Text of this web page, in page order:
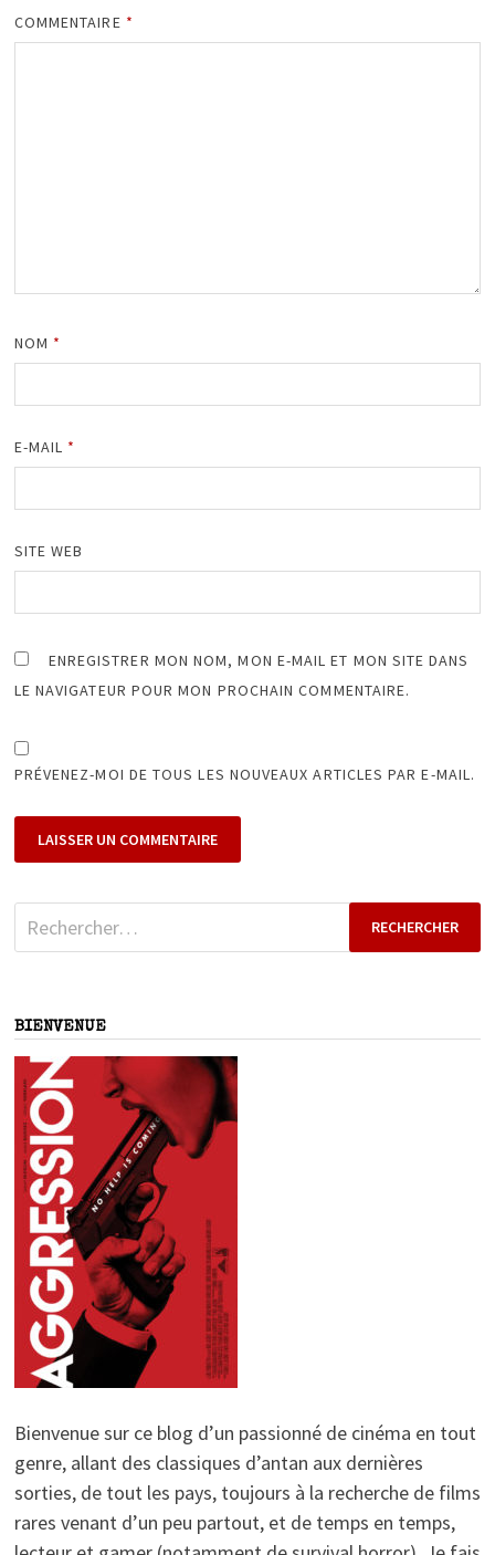
COMMENTAIRE *
NOM *
E-MAIL *
SITE WEB
ENREGISTRER MON NOM, MON E-MAIL ET MON SITE DANS
LE NAVIGATEUR POUR MON PROCHAIN COMMENTAIRE.
PRÉVENEZ-MOI DE TOUS LES NOUVEAUX ARTICLES PAR E-MAIL.
Rechercher :
BIENVENUE
Bienvenue sur ce blog d’un passionné de cinéma en tout
genre, allant des classiques d’antan aux dernières
sorties, de tout les pays, toujours à la recherche de films
rares venant d’un peu partout, et de temps en temps,